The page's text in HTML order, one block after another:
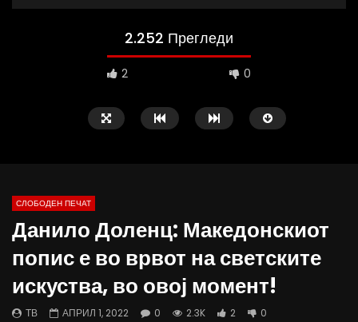
2.252 Прегледи
2 0
02:08
ВИДЕОАНКЕТА: Пазарите веќе не се
најевтини – каде пазаруваат
37:25
Арсовски: „Се вариме
додека сме надвор од
АВГУСТ 5, 2026
СЛОБОДЕН ПЕЧАТ
Данило Доленц: Македонскиот
попис е во врвот на светските
искуства, во овој момент!
ТВ АПРИЛ 1, 2022 0 2.3K 2 0